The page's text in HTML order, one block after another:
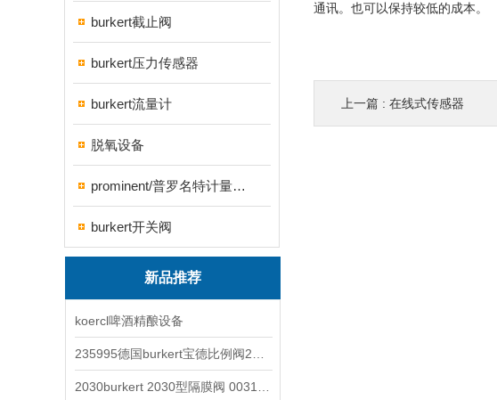
burkert截止阀
burkert压力传感器
burkert流量计
脱氧设备
prominent/普罗名特计量泵系列
burkert开关阀
新品推荐
koercl啤酒精酿设备
通讯。也可以保持较低的成本。
上一篇 : 在线式传感器